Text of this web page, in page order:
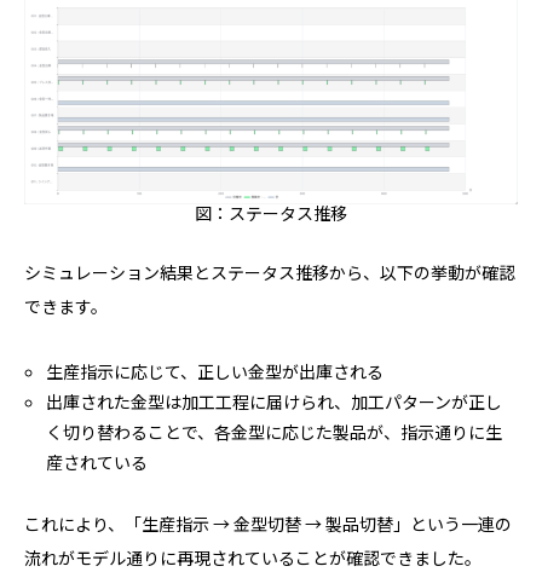
図：ステータス推移
シミュレーション結果とステータス推移から、以下の挙動が確認
できます。
生産指示に応じて、正しい金型が出庫される
出庫された金型は加工工程に届けられ、加工パターンが正し
く切り替わることで、各金型に応じた製品が、指示通りに生
産されている
これにより、「生産指示 → 金型切替 → 製品切替」という一連の
流れがモデル通りに再現されていることが確認できました。